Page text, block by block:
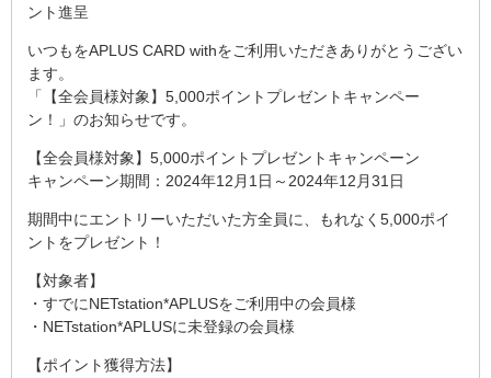
ント進呈
いつもをAPLUS CARD withをご利用いただきありがとうござい
ます。
「【全会員様対象】5,000ポイントプレゼントキャンペー
ン！」のお知らせです。
【全会員様対象】5,000ポイントプレゼントキャンペーン
キャンペーン期間：2024年12月1日～2024年12月31日
期間中にエントリーいただいた方全員に、もれなく5,000ポイ
ントをプレゼント！
【対象者】
・すでにNETstation*APLUSをご利用中の会員様
・NETstation*APLUSに未登録の会員様
【ポイント獲得方法】